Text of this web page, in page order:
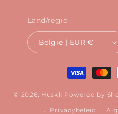
Land/regio
België | EUR €
© 2026, Huskk Powered by
Privacybeleid